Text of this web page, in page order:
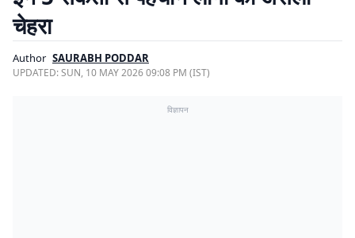
चेहरा
Author SAURABH PODDAR
UPDATED:SUN, 10 MAY 2026 09:08 PM (IST)
विज्ञापन